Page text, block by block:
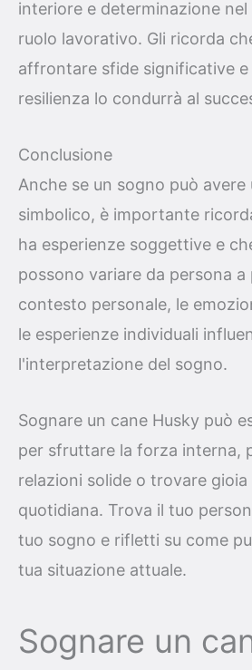
interiore e determinazione
ruolo lavorativo. Gli ricorda
affrontare sfide significative e
resilienza lo condurrà al
Conclusione
Anche se un sogno può
simbolico, è importante
ha esperienze soggettive e
possono variare da persona a
contesto personale, le
le esperienze individuali
l'interpretazione del sogno.
Sognare un cane Husky può
per sfruttare la forza interna,
relazioni solide o trovare gioia
quotidiana. Trova il tuo
tuo sogno e rifletti su come
tua situazione attuale.
Sognare un